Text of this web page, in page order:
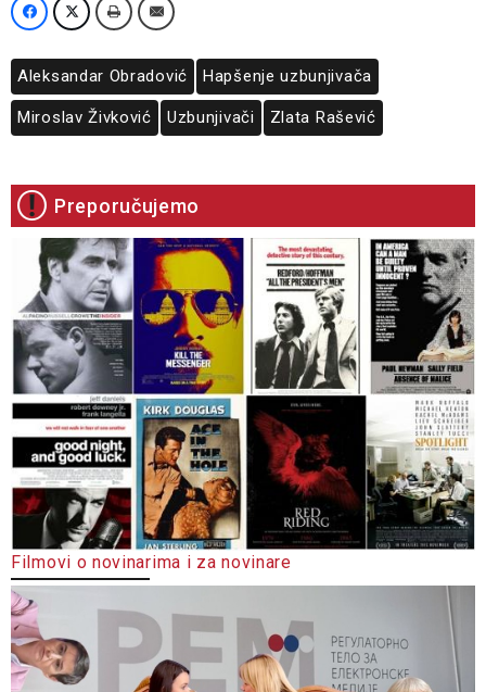
Aleksandar Obradović Hapšenje uzbunjivača
Miroslav Živković Uzbunjivači Zlata Rašević
Preporučujemo
Filmovi o novinarima i za novinare